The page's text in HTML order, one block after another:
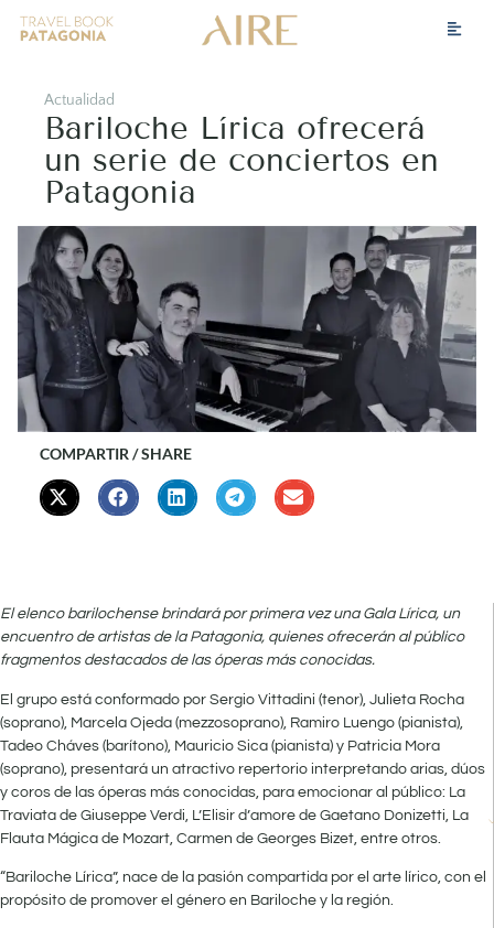
Actualidad
Bariloche Lírica ofrecerá
un serie de conciertos en
Patagonia
COMPARTIR / SHARE
El elenco barilochense brindará por primera vez una Gala Lírica, un
encuentro de artistas de la Patagonia, quienes ofrecerán al público
fragmentos destacados de las óperas más conocidas.
El grupo está conformado por Sergio Vittadini (tenor), Julieta Rocha
(soprano), Marcela Ojeda (mezzosoprano), Ramiro Luengo (pianista),
Tadeo Cháves (barítono), Mauricio Sica (pianista) y Patricia Mora
(soprano), presentará un atractivo repertorio interpretando arias, dúos
y coros de las óperas más conocidas, para emocionar al público: La
Traviata de Giuseppe Verdi, L’Elisir d’amore de Gaetano Donizetti, La
Flauta Mágica de Mozart, Carmen de Georges Bizet, entre otros.
“Bariloche Lírica”, nace de la pasión compartida por el arte lírico, con el
propósito de promover el género en Bariloche y la región.